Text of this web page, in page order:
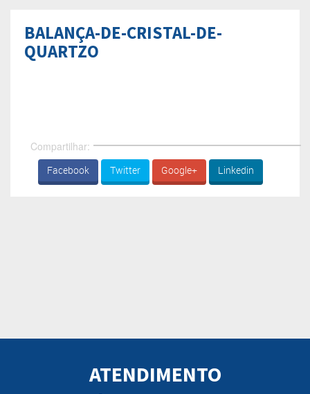
BALANÇA-DE-CRISTAL-DE-
QUARTZO
Compartilhar:
Facebook Twitter Google+ Linkedin
ATENDIMENTO